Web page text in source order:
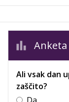
Anketa
Ali vsak dan
zaščito?